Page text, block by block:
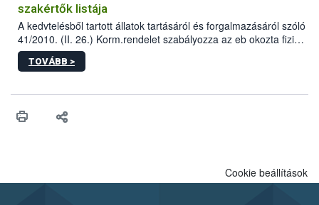
szakértők listája
A kedvtelésből tartott állatok tartásáról és forgalmazásáról szóló
41/2010. (II. 26.) Korm.rendelet szabályozza az eb okozta fizikai
sérülés, illetve ennek veszélye keletkezésekor felmerülő
hatósági feladatokat, valamint a veszélyes eb tartását és annak
vonni az ebek viselkedésének megítélésében jártas szakértőt.
TOVÁBB >
Cookie beállítások